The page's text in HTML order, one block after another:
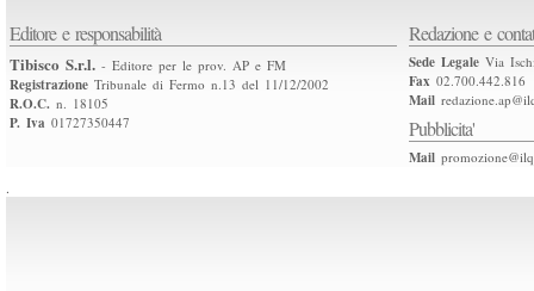
Editore e responsabilità
Tibisco S.r.l. - Editore per le prov. AP e FM
Registrazione Tribunale di Fermo n.13 del 11/12/2002
R.O.C. n. 18105
P. Iva 01727350447
Redazione e
Sede Legale Via
Fax 02.700.442.816
Mail
Pubblicita'
Mail
.